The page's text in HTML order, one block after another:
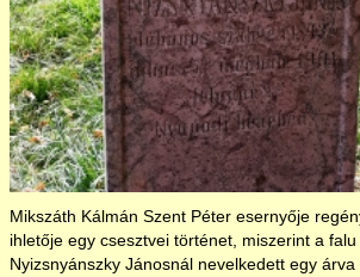
Restaurált parasztház
Csesztvei paplak
Tájház
Népviselet
Mikszáth Kálmán Szent Péter esernyője
ihletője egy csesztvei történet, miszerint a falu
Nyizsnyánszky Jánosnál nevelkedett egy árva